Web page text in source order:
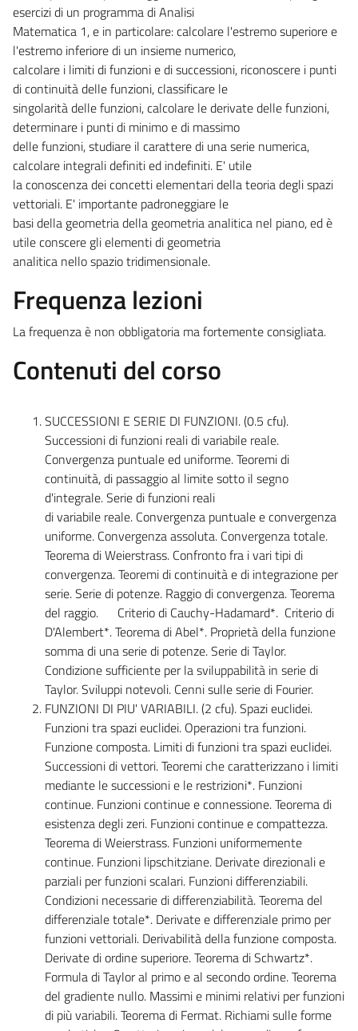
esercizi di un programma di Analisi
Matematica 1, e in particolare: calcolare l'estremo superiore e
l'estremo inferiore di un insieme numerico,
calcolare i limiti di funzioni e di successioni, riconoscere i punti
di continuità delle funzioni, classificare le
singolarità delle funzioni, calcolare le derivate delle funzioni,
determinare i punti di minimo e di massimo
delle funzioni, studiare il carattere di una serie numerica,
calcolare integrali definiti ed indefiniti. E' utile
la conoscenza dei concetti elementari della teoria degli spazi
vettoriali. E' importante padroneggiare le
basi della geometria della geometria analitica nel piano, ed è
utile conscere gli elementi di geometria
analitica nello spazio tridimensionale.
Frequenza lezioni
La frequenza è non obbligatoria ma fortemente consigliata.
Contenuti del corso
SUCCESSIONI E SERIE DI FUNZIONI. (0.5 cfu).
Successioni di funzioni reali di variabile reale.
Convergenza puntuale ed uniforme. Teoremi di
continuità, di passaggio al limite sotto il segno
d'integrale. Serie di funzioni reali
di variabile reale. Convergenza puntuale e convergenza
uniforme. Convergenza assoluta. Convergenza totale.
Teorema di Weierstrass. Confronto fra i vari tipi di
convergenza. Teoremi di continuità e di integrazione per
serie. Serie di potenze. Raggio di convergenza. Teorema
del raggio. Criterio di Cauchy-Hadamard*. Criterio di
D'Alembert*. Teorema di Abel*. Proprietà della funzione
somma di una serie di potenze. Serie di Taylor.
Condizione sufficiente per la sviluppabilità in serie di
Taylor. Sviluppi notevoli. Cenni sulle serie di Fourier.
FUNZIONI DI PIU' VARIABILI. (2 cfu). Spazi euclidei.
Funzioni tra spazi euclidei. Operazioni tra funzioni.
Funzione composta. Limiti di funzioni tra spazi euclidei.
Successioni di vettori. Teoremi che caratterizzano i limiti
mediante le successioni e le restrizioni*. Funzioni
continue. Funzioni continue e connessione. Teorema di
esistenza degli zeri. Funzioni continue e compattezza.
Teorema di Weierstrass. Funzioni uniformemente
continue. Funzioni lipschitziane. Derivate direzionali e
parziali per funzioni scalari. Funzioni differenziabili.
Condizioni necessarie di differenziabilità. Teorema del
differenziale totale*. Derivate e differenziale primo per
funzioni vettoriali. Derivabilità della funzione composta.
Derivate di ordine superiore. Teorema di Schwartz*.
Formula di Taylor al primo e al secondo ordine. Teorema
del gradiente nullo. Massimi e minimi relativi per funzioni
di più variabili. Teorema di Fermat. Richiami sulle forme